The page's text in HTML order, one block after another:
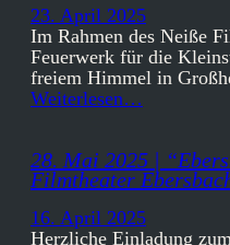
23. April 2025
Im Rahmen des Neiße
Feuerwerk für die
freiem Himmel in
Weiterlesen…
28. Mai 2025 |
Filmtheater
16. April 2025
Herzliche Einladung